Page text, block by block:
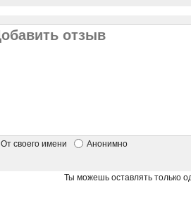
От своего имени Анонимно
Ты можешь оставлять только